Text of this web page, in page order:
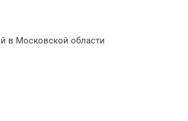
в Московской области